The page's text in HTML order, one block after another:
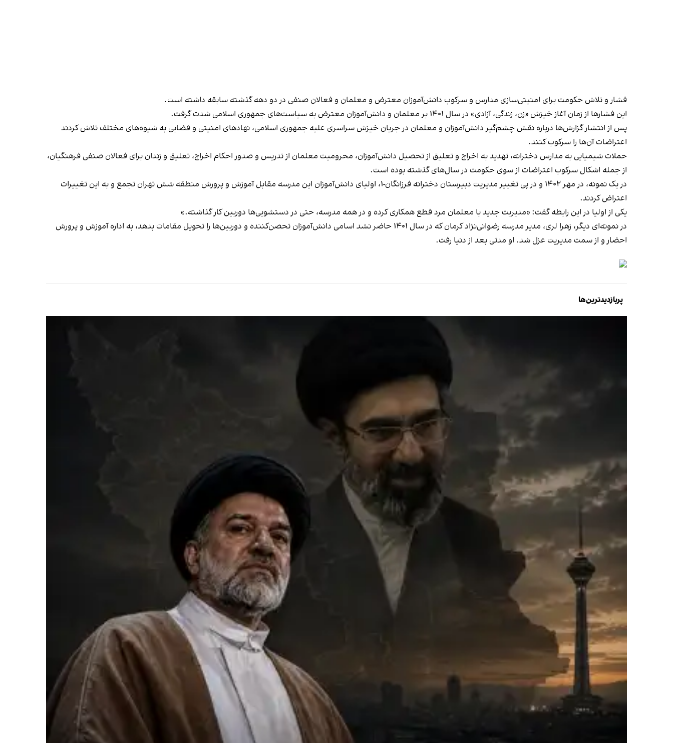
فشار و تلاش حکومت برای امنیتی‌سازی مدارس و سرکوب دانش‌آموزان معترض و معلمان و فعالان صنفی در دو دهه گذشته سابقه داشته است.
این فشارها از زمان آغاز خیزش «زن، زندگی، آزادی» در سال ۱۴۰۱ بر معلمان و دانش‌آموزان معترض به سیاست‌های جمهوری اسلامی شدت گرفت.
پس از انتشار گزارش‌ها درباره نقش چشم‌گیر دانش‌آموزان و معلمان در جریان خیزش سراسری علیه جمهوری اسلامی، نهادهای امنیتی و قضایی به شیوه‌های مختلف تلاش کردند
اعتراضات آن‌ها را سرکوب کنند.
حملات شیمیایی به مدارس دخترانه، تهدید به اخراج و تعلیق از تحصیل دانش‌آموزان، محرومیت معلمان از تدریس و صدور احکام اخراج، تعلیق و زندان برای فعالان صنفی فرهنگیان،
از جمله اشکال سرکوب اعتراضات از سوی حکومت در سال‌های گذشته بوده است.
در یک نمونه، در مهر ۱۴۰۲ و در پی تغییر مدیریت دبیرستان دخترانه فرزانگان-۱، اولیای دانش‌آموزان این مدرسه مقابل آموزش و پرورش منطقه شش تهران تجمع و به این تغییرات
اعتراض کردند.
یکی از اولیا در این رابطه گفت: «مدیریت جدید با معلمان مرد قطع همکاری کرده و در همه مدرسه، حتی در دستشویی‌ها دوربین کار گذاشته.»
در نمونه‌ای دیگر، زهرا لری، مدیر مدرسه رضوانی‌‌نژاد کرمان که در سال ۱۴۰۱ حاضر نشد اسامی دانش‌آموزان تحصن‌کننده و دوربین‌ها را تحویل مقامات بدهد، به اداره آموزش و پرورش
احضار و از سمت مدیریت عزل شد. او مدتی بعد از دنیا رفت.
پربازدیدترین‌ها